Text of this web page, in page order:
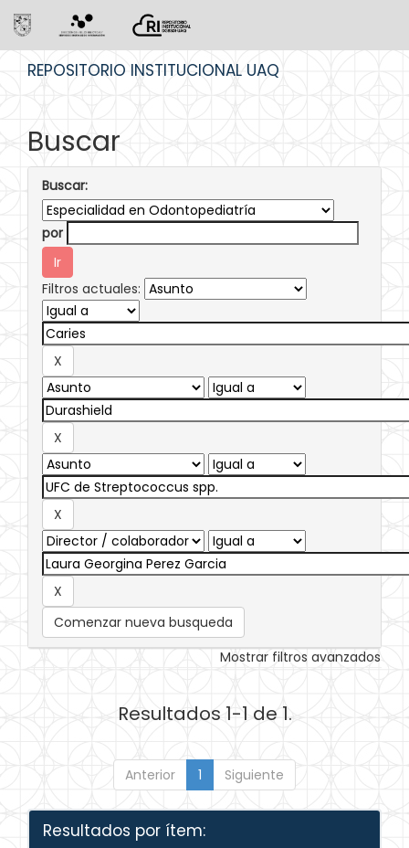
REPOSITORIO INSTITUCIONAL UAQ
Buscar
Buscar:
por
Filtros actuales:
Comenzar nueva busqueda
Mostrar filtros avanzados
Resultados 1-1 de 1.
Anterior 1 Siguiente
Resultados por ítem: